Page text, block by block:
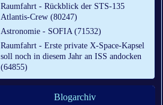
Raumfahrt - Rückblick der STS-135
Atlantis-Crew (80247)
Astronomie - SOFIA (71532)
Raumfahrt - Erste private X-Space-Kapsel
soll noch in diesem Jahr an ISS andocken
(64855)
Blogarchiv